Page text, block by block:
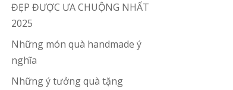
ĐẸP ĐƯỢC ƯA CHUỘNG NHẤT
2025
Những món quà handmade ý
nghĩa
Những ý tưởng quà tặng